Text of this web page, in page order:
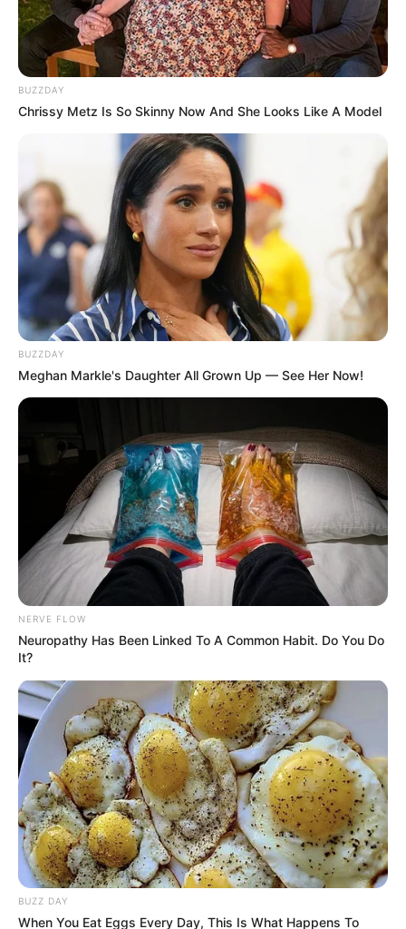
BUZZDAY
Chrissy Metz Is So Skinny Now And She Looks Like A Model
BUZZDAY
Meghan Markle's Daughter All Grown Up — See Her Now!
NERVE FLOW
Neuropathy Has Been Linked To A Common Habit. Do You Do
It?
BUZZ DAY
When You Eat Eggs Every Day, This Is What Happens To